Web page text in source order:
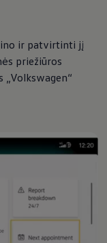
ir patvirtinti jį
priežiūros
„Volkswagen“